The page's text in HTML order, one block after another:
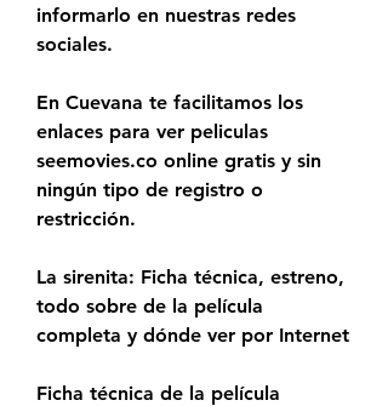
informarlo en nuestras redes
sociales.
En Cuevana te facilitamos los
enlaces para ver peliculas
seemovies.co online gratis y sin
ningún tipo de registro o
restricción.
La sirenita: Ficha técnica, estreno,
todo sobre de la película
completa y dónde ver por Internet
Ficha técnica de la película